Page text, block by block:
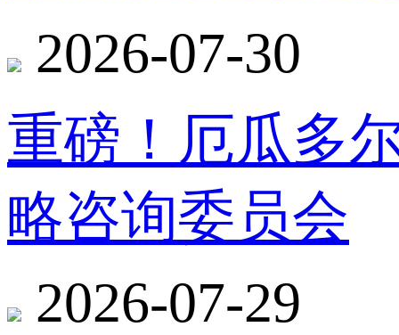
2026-07-30
重磅！厄瓜多
略咨询委员会
2026-07-29